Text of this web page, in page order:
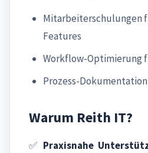
Mitarbeiterschulungen
Features
Workflow-Optimierung
Prozess-Dokumentation
Warum Reith IT?
✅ Praxisnahe